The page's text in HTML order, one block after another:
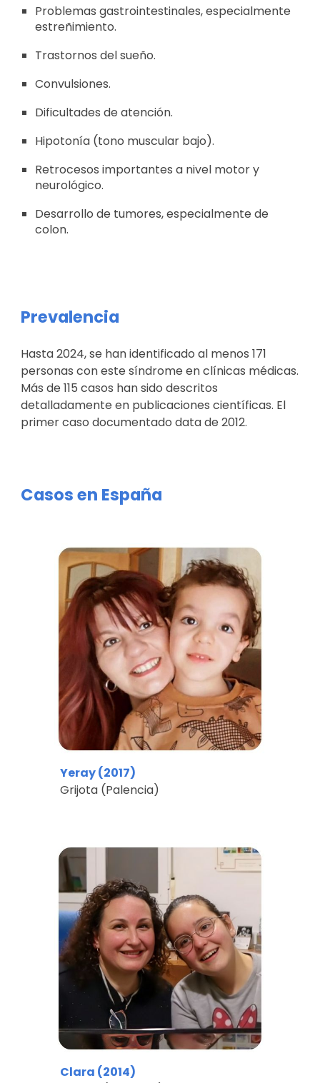
Problemas gastrointestinales, especialmente
estreñimiento.
Trastornos del sueño.
Convulsiones.
Dificultades de atención.
Hipotonía (tono muscular bajo).
Retrocesos importantes a nivel motor y
neurológico.
Desarrollo de tumores, especialmente de
colon.
Prevalencia
Hasta 2024, se han identificado al menos 171
personas con este síndrome en clínicas médicas.
Más de 115 casos han sido descritos
detalladamente en publicaciones científicas. El
primer caso documentado data de 2012.
Casos en España
Yeray(2017)
Grijota (Palencia)
Clara (2014)